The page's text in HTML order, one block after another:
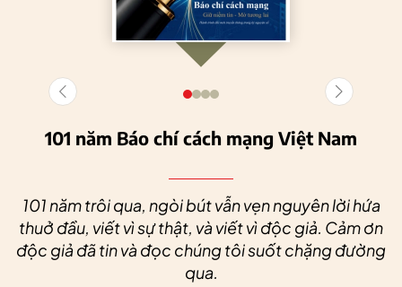
101 năm Báo chí cách mạng Việt Nam
101 năm trôi qua, ngòi bút vẫn vẹn nguyên lời hứa
thuở đầu, viết vì sự thật, và viết vì độc giả. Cảm ơn
độc giả đã tin và đọc chúng tôi suốt chặng đường
qua.